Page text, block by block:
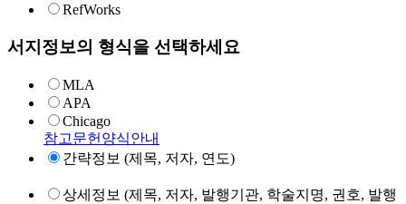
RefWorks
서지정보의 형식을 선택하세요
MLA
APA
Chicago
참고문헌양식안내
간략정보 (제목, 저자, 연도)
상세정보 (제목, 저자, 발행기관, 학술지명, 권호, 발행